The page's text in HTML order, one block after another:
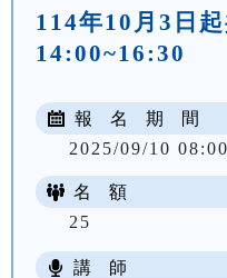
114年10月3日
14:00~16:30
報 名 期 間
2025/09/10
名 額
25
講 師